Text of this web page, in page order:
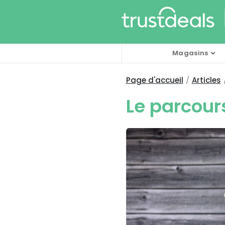
Magasins
Page d'accueil Articles
Le